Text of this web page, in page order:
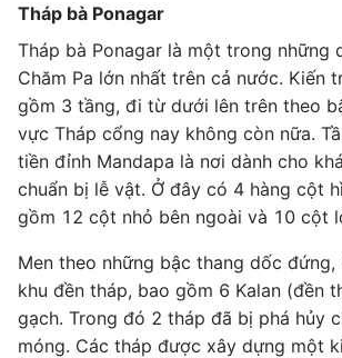
Tháp bà Ponagar
Tháp bà Ponagar là một trong những
Chăm Pa lớn nhất trên cả nước. Kiến
gồm 3 tầng, đi từ dưới lên trên theo
vực Tháp cổng nay không còn nữa.
tiền đỉnh Mandapa là nơi dành cho
chuẩn bị lễ vật. Ở đây có 4 hàng cột
gồm 12 cột nhỏ bên ngoài và 10 cột
Men theo những bậc thang dốc đứng,
khu đền tháp, bao gồm 6 Kalan (đền
gạch. Trong đó 2 tháp đã bị phá hủy
móng. Các tháp được xây dựng một